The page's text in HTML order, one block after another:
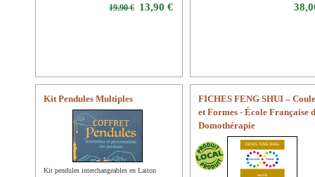
19.90 € 13,90 €
Kit Pendules Multiples
Kit pendules interchangeables en Laiton
FICHES FENG SHUI –
et Formes - École Française
Domothérapie